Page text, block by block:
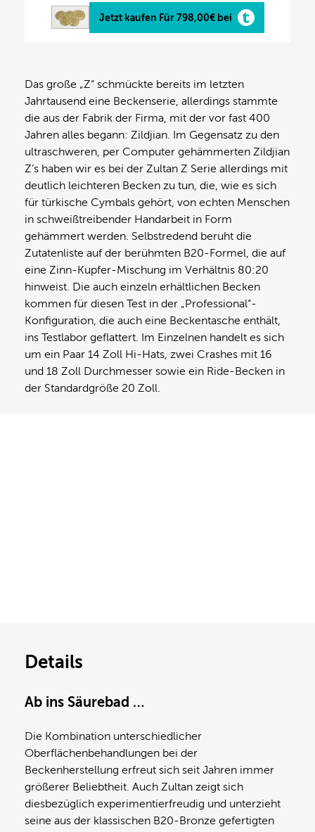
Jetzt kaufen Für 798,00€ bei
Das große „Z“ schmückte bereits im letzten
Jahrtausend eine Beckenserie, allerdings stammte
die aus der Fabrik der Firma, mit der vor fast 400
Jahren alles begann: Zildjian. Im Gegensatz zu den
ultraschweren, per Computer gehämmerten Zildjian
Z’s haben wir es bei der Zultan Z Serie allerdings mit
deutlich leichteren Becken zu tun, die, wie es sich
für türkische Cymbals gehört, von echten Menschen
in schweißtreibender Handarbeit in Form
gehämmert werden. Selbstredend beruht die
Zutatenliste auf der berühmten B20-Formel, die auf
eine Zinn-Kupfer-Mischung im Verhältnis 80:20
hinweist. Die auch einzeln erhältlichen Becken
kommen für diesen Test in der „Professional“-
Konfiguration, die auch eine Beckentasche enthält,
ins Testlabor geflattert. Im Einzelnen handelt es sich
um ein Paar 14 Zoll Hi-Hats, zwei Crashes mit 16
und 18 Zoll Durchmesser sowie ein Ride-Becken in
der Standardgröße 20 Zoll.
Details
Ab ins Säurebad …
Die Kombination unterschiedlicher
Oberflächenbehandlungen bei der
Beckenherstellung erfreut sich seit Jahren immer
größerer Beliebtheit. Auch Zultan zeigt sich
diesbezüglich experimentierfreudig und unterzieht
seine aus der klassischen B20-Bronze gefertigten